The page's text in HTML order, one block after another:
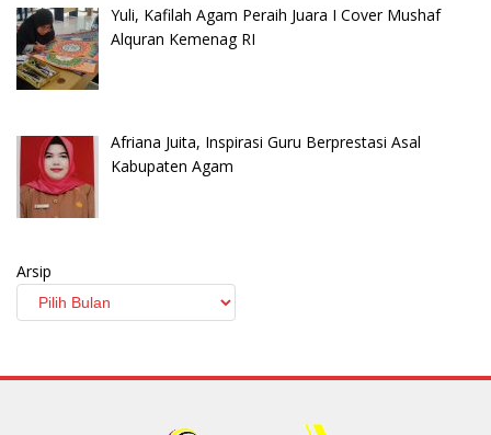
Yuli, Kafilah Agam Peraih Juara I Cover Mushaf
Alquran Kemenag RI
Afriana Juita, Inspirasi Guru Berprestasi Asal
Kabupaten Agam
Arsip